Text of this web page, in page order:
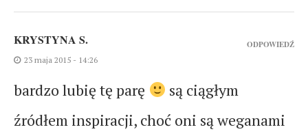
KRYSTYNA S.
23 maja 2015 - 14:26
bardzo lubię tę parę
są ciągłym
źródłem inspiracji, choć oni są weganami
ODPOWIEDŹ